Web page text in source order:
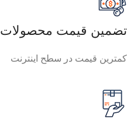
تضمین قیمت محصولات
کمترین قیمت در سطح اینترنت